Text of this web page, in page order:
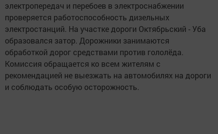
электропередач и перебоев в электроснабжении
проверяется работоспособность дизельных
электростанций. На участке дороги Октябрьский - Уба
образовался затор. Дорожники занимаются
обработкой дорог средствами против гололёда.
Комиссия обращается ко всем жителям с
рекомендацией не выезжать на автомобилях на дороги
и соблюдать особую осторожность.